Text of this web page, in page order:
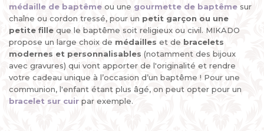
médaille de baptême ou une gourmette de baptême sur
chaîne ou cordon tressé, pour un petit garçon ou une
petite fille que le baptême soit religieux ou civil. MIKADO
propose un large choix de médailles et de bracelets
modernes et personnalisables (notamment des bijoux
avec gravures) qui vont apporter de l'originalité et rendre
votre cadeau unique à l’occasion d’un baptême ! Pour une
communion, l'enfant étant plus âgé, on peut opter pour un
bracelet sur cuir par exemple.